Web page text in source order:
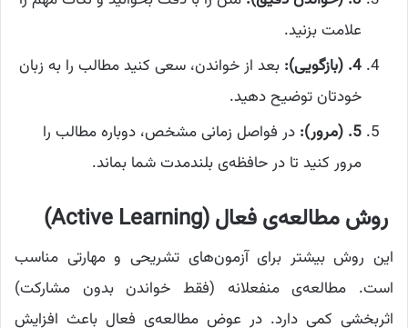
علامت بزنید.
4. (بازگویی): بعد از خواندن، سعی کنید مطالب را به زبان
خودتان توضیح دهید.
5. (مرور): در فواصل زمانی مشخص، دوباره مطالب را
مرور کنید تا در حافظه‌ی بلندمدت شما بماند.
روش مطالعه‌ی فعال (Active Learning)
این روش بیشتر برای آزمون‌های تشریحی و مهارتی مناسب
است. مطالعه‌ی منفعلانه (فقط خواندن بدون مشارکت)
اثربخشی کمی دارد. در عوض مطالعه‌ی فعال باعث افزایش